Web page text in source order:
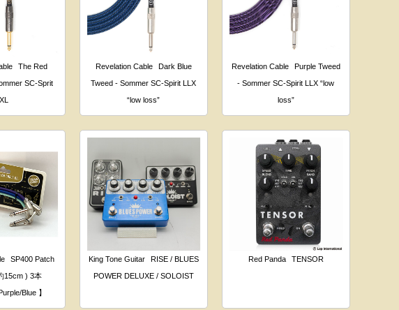
The Red
SC-Sprit
Revelation Cable
Dark Blue
Tweed - Sommer SC-Spirit LLX
“low loss”
Revelation Cable
Purple Tweed
- Sommer SC-Spirit LLX “low
loss”
SP400 Patch
15cm ) 3本
Blue 】
King Tone Guitar
RISE / BLUES
POWER DELUXE / SOLOIST
Red Panda TENSOR